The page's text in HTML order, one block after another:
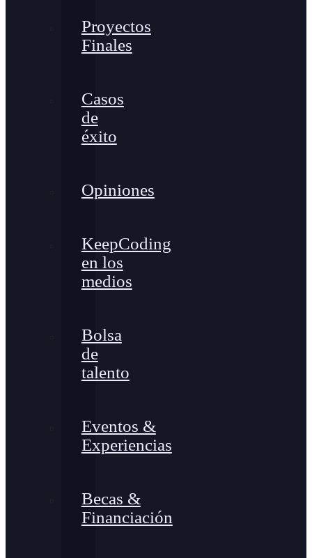
Proyectos
Finales
Casos
de
éxito
Opiniones
KeepCoding
en los
medios
Bolsa
de
talento
Eventos &
Experiencias
Becas &
Financiación